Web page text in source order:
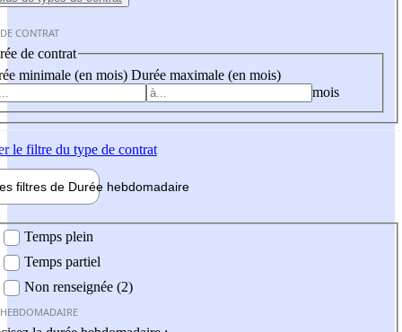
CONTRAT
de contrat
minimale (en mois) Durée maximale (en mois)
mois
le filtre du type de contrat
filtres de Durée hebdomadaire
Temps plein
Temps partiel
Non renseignée (2)